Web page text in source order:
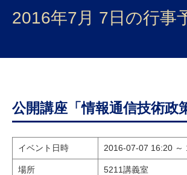
学部・大学院・センター
研究・産学官連携
国際交流
2016年7月 7日の行事
公開講座「情報通信技術政
イベント日時 2016-07-07 16:20 ～
場所 5211講義室